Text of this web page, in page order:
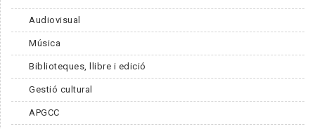
Audiovisual
Música
Biblioteques, llibre i edició
Gestió cultural
APGCC